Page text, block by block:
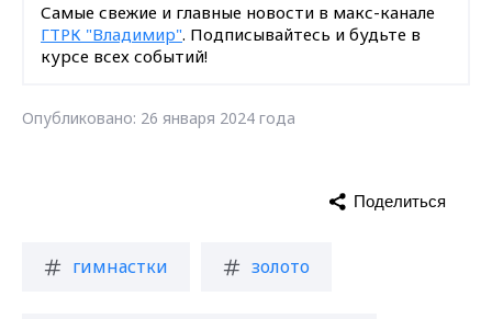
Самые свежие и главные новости в макс-канале
ГТРК "Владимир". Подписывайтесь и будьте в
курсе всех событий!
Опубликовано: 26 января 2024 года
гимнастки золото
Поделиться